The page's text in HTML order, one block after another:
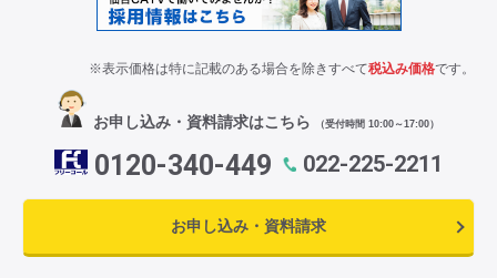
※表示価格は特に記載のある場合を除きすべて税込み価格です。
お申し込み・資料請求はこちら （受付時間 10:00～17:00）
0120-340-449 022-225-2211
お申し込み・資料請求